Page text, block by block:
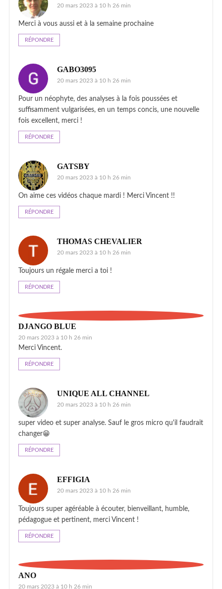
20 mars 2023 à 10 h 26 min
Merci à vous aussi et à la semaine prochaine
RÉPONDRE
GABO3095
20 mars 2023 à 10 h 26 min
Pour un néophyte, des analyses à la fois poussées et
suffisamment vulgarisées, en un temps concis, une nouvelle
fois excellent, merci !
RÉPONDRE
GATSBY
20 mars 2023 à 10 h 26 min
On aime ces vidéos chaque mardi ! Merci Vincent !!
RÉPONDRE
THOMAS CHEVALIER
20 mars 2023 à 10 h 26 min
Toujours un régale merci a toi !
RÉPONDRE
DJANGO BLUE
20 mars 2023 à 10 h 26 min
Merci Vincent.
RÉPONDRE
UNIQUE ALL CHANNEL
20 mars 2023 à 10 h 26 min
super video et super analyse. Sauf le gros micro qu'il faudrait
changer😁
RÉPONDRE
EFFIGIA
20 mars 2023 à 10 h 26 min
Toujours super agéréable à écouter, bienveillant, humble,
pédagogue et pertinent, merci Vincent !
RÉPONDRE
ANO
20 mars 2023 à 10 h 26 min